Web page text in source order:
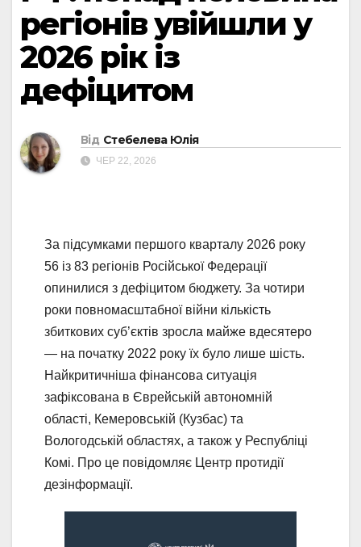
регіонів увійшли у
2026 рік із
дефіцитом
Від Стебелева Юлія
ЧЕР 22, 2026
За підсумками першого кварталу 2026 року
56 із 83 регіонів Російської Федерації
опинилися з дефіцитом бюджету. За чотири
роки повномасштабної війни кількість
збиткових суб’єктів зросла майже вдесятеро
— на початку 2022 року їх було лише шість.
Найкритичніша фінансова ситуація
зафіксована в Єврейській автономній
області, Кемеровській (Кузбас) та
Вологодській областях, а також у Республіці
Комі. Про це повідомляє Центр протидії
дезінформації.